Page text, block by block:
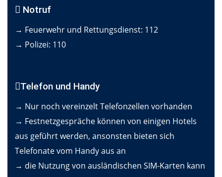
Notruf
→ Feuerwehr und Rettungsdienst: 112
→ Polizei: 110
Telefon und Handy
→ Nur noch vereinzelt Telefonzellen vorhanden
→ Festnetzgespräche können von einigen Hotels
aus geführt werden, ansonsten bieten sich
Telefonate vom Handy aus an
→ die Nutzung von ausländischen SIM-Karten kann